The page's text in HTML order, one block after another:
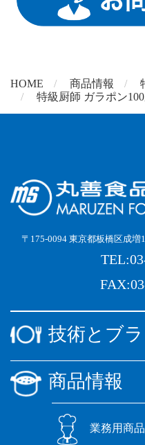
HOME 商品情報
特級厨師 ガラポン
〒175-0094 東京都板橋区成
技術とブ
商品情報
業務用商品